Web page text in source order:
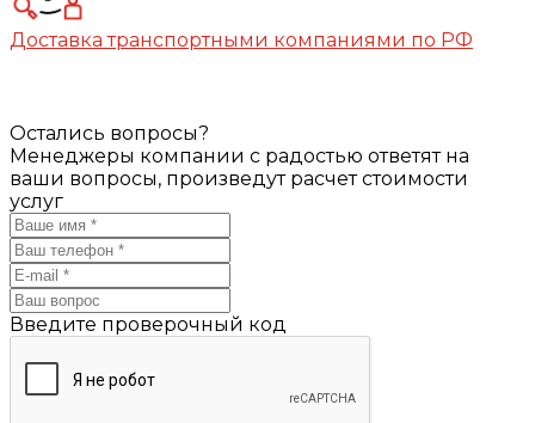
Доставка транспортными компаниями по РФ
Остались вопросы?
Менеджеры компании с радостью ответят на
ваши вопросы, произведут расчет стоимости
услуг
Введите проверочный код